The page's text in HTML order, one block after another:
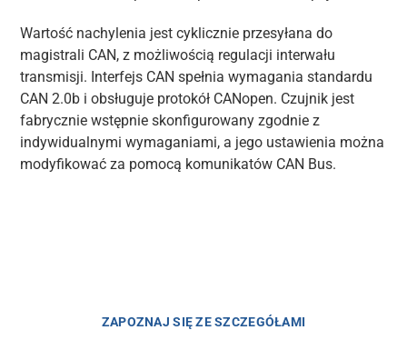
Wartość nachylenia jest cyklicznie przesyłana do
magistrali CAN, z możliwością regulacji interwału
transmisji. Interfejs CAN spełnia wymagania standardu
CAN 2.0b i obsługuje protokół CANopen. Czujnik jest
fabrycznie wstępnie skonfigurowany zgodnie z
indywidualnymi wymaganiami, a jego ustawienia można
modyfikować za pomocą komunikatów CAN Bus.
ZAPOZNAJ SIĘ ZE SZCZEGÓŁAMI